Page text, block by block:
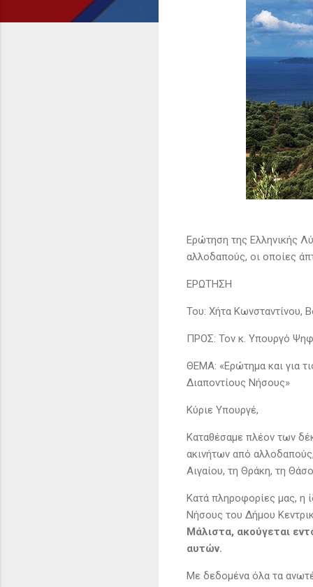
Ερώτηση της Ελληνικής
αλλοδαπούς, οι οποίες
EΡΩΤΗΣΗ
Του: Χήτα Κωνσταντίνου,
ΠΡΟΣ: Τον κ. Υπουργό
ΘΕΜΑ: «Ερώτημα και για
Διαποντίους Νήσους»
Κύριε Υπουργέ,
Καταθέσαμε πλέον των
ακινήτων από
Αιγαίου, τη Θράκη, τη
Κατά πληροφορίες μας, η
Νήσους του Δήμου
Μάλιστα, ακούγεται
αυτών.
Με δεδομένα όλα τα